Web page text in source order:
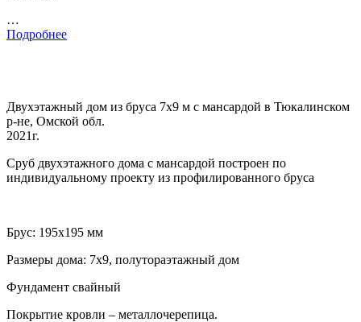
…
Подробнее
Двухэтажный дом из бруса 7х9 м с мансардой в Тюкалинском
р-не, Омской обл.
2021г.
Сруб двухэтажного дома с мансардой построен по
индивидуальному проекту из профилированного бруса
Брус: 195х195 мм
Размеры дома: 7х9, полутораэтажный дом
Фундамент свайный
Покрытие кровли – металлочерепица.